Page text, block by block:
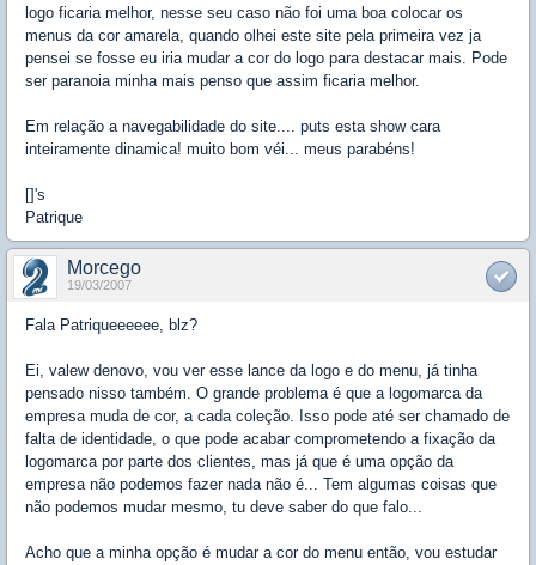
logo ficaria melhor, nesse seu caso não foi uma boa colocar os
menus da cor amarela, quando olhei este site pela primeira vez ja
pensei se fosse eu iria mudar a cor do logo para destacar mais. Pode
ser paranoia minha mais penso que assim ficaria melhor.
Em relação a navegabilidade do site.... puts esta show cara
inteiramente dinamica! muito bom véi... meus parabéns!
[]'s
Patrique
Morcego
19/03/2007
Fala Patriqueeeeee, blz?
Ei, valew denovo, vou ver esse lance da logo e do menu, já tinha
pensado nisso também. O grande problema é que a logomarca da
empresa muda de cor, a cada coleção. Isso pode até ser chamado de
falta de identidade, o que pode acabar comprometendo a fixação da
logomarca por parte dos clientes, mas já que é uma opção da
empresa não podemos fazer nada não é... Tem algumas coisas que
não podemos mudar mesmo, tu deve saber do que falo...
Acho que a minha opção é mudar a cor do menu então, vou estudar